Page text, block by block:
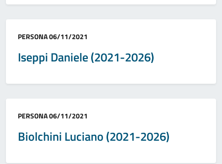
Categoria:
PERSONA06/11/2021
Iseppi Daniele (2021-2026)
Categoria:
PERSONA06/11/2021
Biolchini Luciano (2021-2026)